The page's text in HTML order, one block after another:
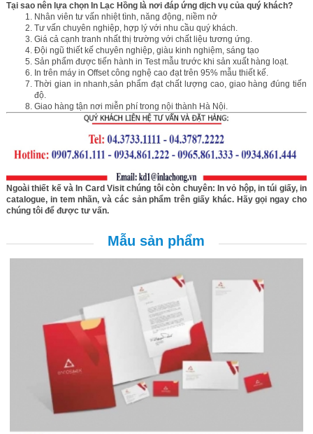
Tại sao nên lựa chọn In Lạc Hồng là nơi đáp ứng dịch vụ của quý khách?
Nhân viên tư vấn nhiệt tình, năng động, niềm nở
Tư vấn chuyên nghiệp, hợp lý với nhu cầu quý khách.
Giá cả cạnh tranh nhất thị trường với chất liệu tương ứng.
Đội ngũ thiết kế chuyên nghiệp, giàu kinh nghiệm, sáng tạo
Sản phẩm được tiến hành in Test mẫu trước khi sản xuất hàng loạt.
In trên máy in Offset công nghệ cao đạt trên 95% mẫu thiết kế.
Thời gian in nhanh,sản phẩm đạt chất lượng cao, giao hàng đúng tiến
độ.
Giao hàng tận nơi miễn phí trong nội thành Hà Nội.
Ngoài thiết kế và In Card Visit chúng tôi còn chuyên: In vỏ hộp, in túi giấy,in
catalogue, in tem nhãn, và các sản phẩm trên giấy khác. Hãy gọi ngay cho
chúng tôi để được tư vấn.
Mẫu sản phẩm